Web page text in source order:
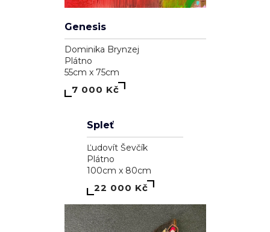
Genesis
Dominika Brynzej
Plátno
55cm x 75cm
7 000 Kč